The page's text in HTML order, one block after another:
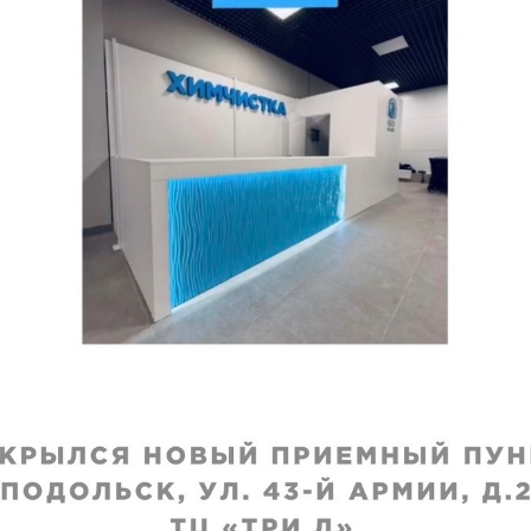
дубленки на
:
Крашение дубленки
меху, до колена
Срок исполнения